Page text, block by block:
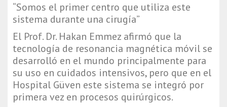
“Somos el primer centro que utiliza este
sistema durante una cirugía”
El Prof. Dr. Hakan Emmez afirmó que la
tecnología de resonancia magnética móvil se
desarrolló en el mundo principalmente para
su uso en cuidados intensivos, pero que en el
Hospital Güven este sistema se integró por
primera vez en procesos quirúrgicos.